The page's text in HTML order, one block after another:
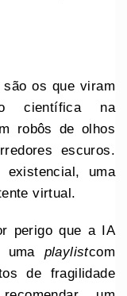
os que viram
científica na
robôs de olhos
escuros.
uma
virtual.
perigo que a IA
uma playlistcom
de fragilidade